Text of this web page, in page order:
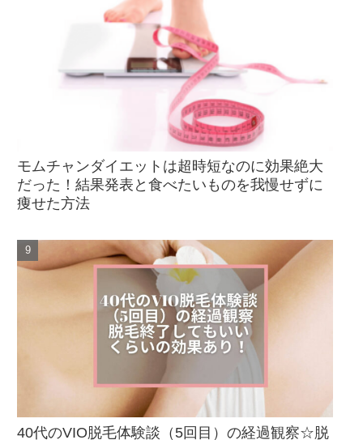
モムチャンダイエットは超時短なのに効果絶大
だった！結果発表と食べたいものを我慢せずに
痩せた方法
40代のVIO脱毛体験談（5回目）の経過観察☆脱